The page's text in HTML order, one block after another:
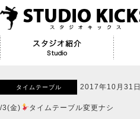
タイムテーブル 2017年10月31日
/3(金) タイムテーブル変更ナシ